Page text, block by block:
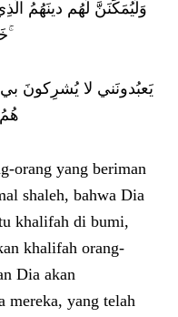
وَلَيُمَكِّنَنَّ لَهُم دينَهُمُ
خَوفِهِم أَمنًا ۚ
يَعبُدونَني لا يُشرِكونَ
orang yang beriman
shaleh, bahwa Dia
khalifah di bumi,
khalifah orang-
Dia akan
mereka, yang telah